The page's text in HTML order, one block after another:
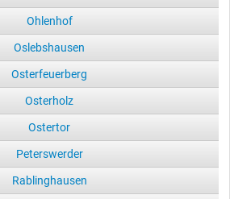
Ohlenhof
Oslebshausen
Osterfeuerberg
Osterholz
Ostertor
Peterswerder
Rablinghausen